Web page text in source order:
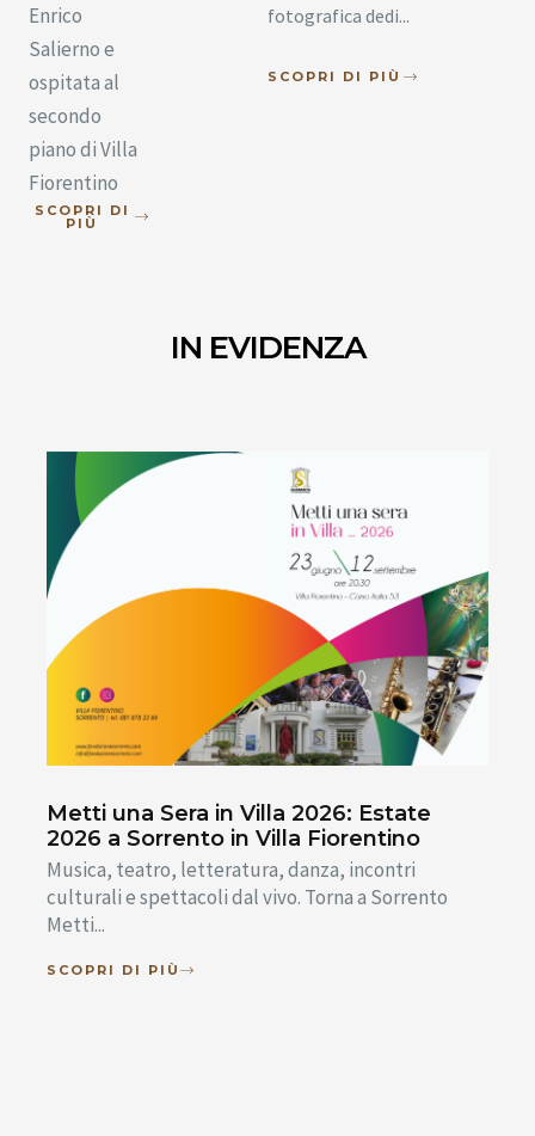
Enrico
Salierno e
ospitata al
secondo
piano di Villa
Fiorentino
SCOPRI DI
PIÙ
fotografica dedi...
SCOPRI DI PIÙ
IN EVIDENZA
Metti una Sera in Villa 2026: Estate
2026 a Sorrento in Villa Fiorentino
Musica, teatro, letteratura, danza, incontri
culturali e spettacoli dal vivo. Torna a Sorrento
Metti...
SCOPRI DI PIÙ